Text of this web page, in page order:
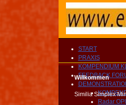
START
PRAXIS
KOMPENDIUM
FEEDBACK
Radar
Willkommen
Similia Simplex